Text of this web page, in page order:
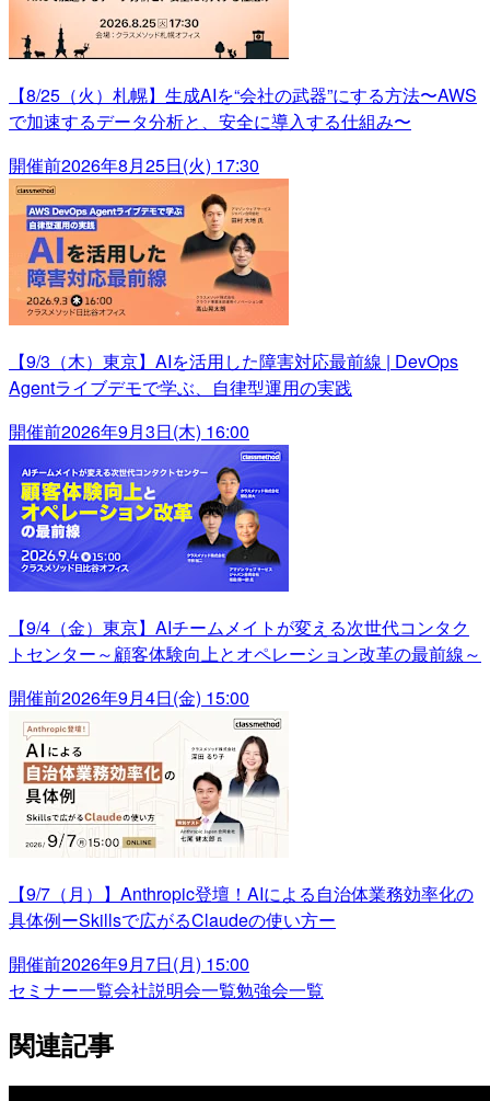
【8/25（火）札幌】生成AIを“会社の武器”にする方法〜AWS
で加速するデータ分析と、安全に導入する仕組み〜
開催前2026年8月25日(火) 17:30
【9/3（木）東京】AIを活用した障害対応最前線 | DevOps
Agentライブデモで学ぶ、自律型運用の実践
開催前2026年9月3日(木) 16:00
【9/4（金）東京】AIチームメイトが変える次世代コンタク
トセンター～顧客体験向上とオペレーション改革の最前線～
開催前2026年9月4日(金) 15:00
【9/7（月）】Anthropic登壇！AIによる自治体業務効率化の
具体例ーSkillsで広がるClaudeの使い方ー
開催前2026年9月7日(月) 15:00
セミナー一覧会社説明会一覧勉強会一覧
関連記事